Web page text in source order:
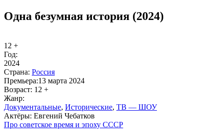
Одна безумная история (2024)
12 +
Год:
2024
Стра­на: Рос­сия
Пре­мье­ра:13 марта 2024
Воз­раст: 12 +
Жанр:
До­ку­мен­таль­ные, Ис­то­ри­че­ские, ТВ — ШОУ
Ак­тё­ры: Евгений Чебатков
Про со­вет­ское вре­мя и эпо­ху СССР